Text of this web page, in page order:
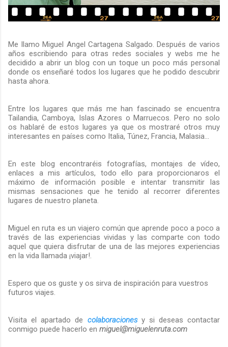
Me llamo Miguel Angel Cartagena Salgado. Después de varios
años escribiendo para otras redes sociales y webs me he
decidido a abrir un blog con un toque un poco más personal
donde os enseñaré todos los lugares que he podido descubrir
hasta ahora.
Entre los lugares que más me han fascinado se encuentra
Tailandia, Camboya, Islas Azores o Marruecos. Pero no solo
os hablaré de estos lugares ya que os mostraré otros muy
interesantes en países como Italia, Túnez, Francia, Malasia...
En este blog encontraréis fotografías, montajes de vídeo,
enlaces a mis artículos, todo ello para proporcionaros el
máximo de información posible e intentar transmitir las
mismas sensaciones que he tenido al recorrer diferentes
lugares de nuestro planeta.
Miguel en ruta es un viajero común que aprende poco a poco a
través de las experiencias vividas y las comparte con todo
aquel que quiera disfrutar de una de las mejores experiencias
en la vida llamada ¡viajar!.
Espero que os guste y os sirva de inspiración para vuestros
futuros viajes.
Visita el apartado de colaboracionesy si deseas contactar
conmigo puede hacerlo en miguel@miguelenruta.com